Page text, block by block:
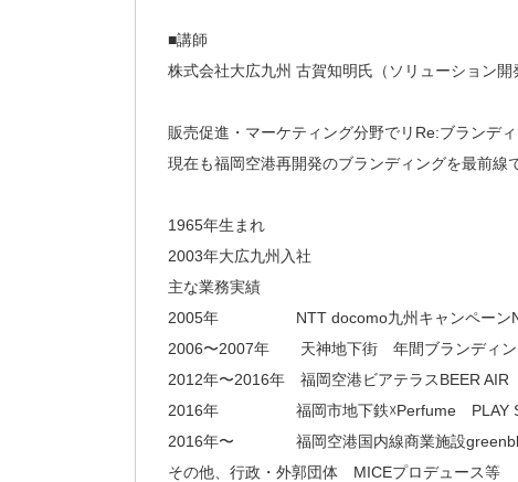
■講師
株式会社大広九州 古賀知明氏（ソリューション開
販売促進・マーケティング分野でリRe:ブランディ
現在も福岡空港再開発のブランディングを最前線
1965年生まれ
2003年大広九州入社
主な業務実績
2005年 NTT docomo九州キャンペーン
2006〜2007年 天神地下街 年間ブランディン
2012年〜2016年 福岡空港ビアテラスBEER
2016年 福岡市地下鉄☓Perfume PLAY
2016年〜 福岡空港国内線商業施設
その他、行政・外郭団体 MICEプロデュース等